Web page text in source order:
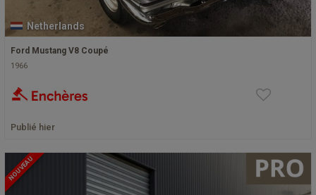
Netherlands
Ford Mustang V8 Coupé
1966
Publié hier
NOUVEAU